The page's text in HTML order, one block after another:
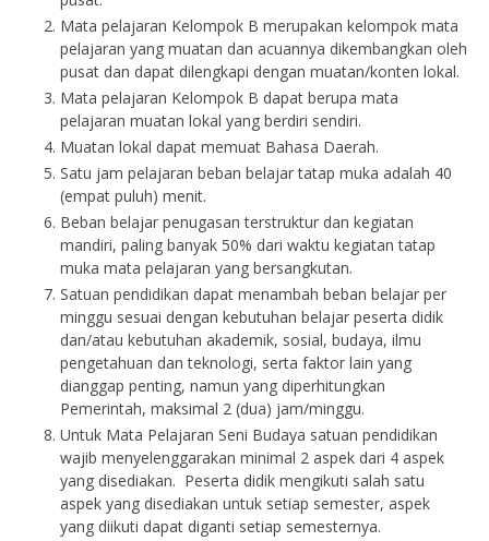
Mata pelajaran Kelompok B merupakan kelompok mata
pelajaran yang muatan dan acuannya dikembangkan oleh
pusat dan dapat dilengkapi dengan muatan/konten lokal.
Mata pelajaran Kelompok B dapat berupa mata
pelajaran muatan lokal yang berdiri sendiri.
Muatan lokal dapat memuat Bahasa Daerah.
Satu jam pelajaran beban belajar tatap muka adalah 40
(empat puluh) menit.
Beban belajar penugasan terstruktur dan kegiatan
mandiri, paling banyak 50% dari waktu kegiatan tatap
muka mata pelajaran yang bersangkutan.
Satuan pendidikan dapat menambah beban belajar per
minggu sesuai dengan kebutuhan belajar peserta didik
dan/atau kebutuhan akademik, sosial, budaya, ilmu
pengetahuan dan teknologi, serta faktor lain yang
dianggap penting, namun yang diperhitungkan
Pemerintah, maksimal 2 (dua) jam/minggu.
Untuk Mata Pelajaran Seni Budaya satuan pendidikan
wajib menyelenggarakan minimal 2 aspek dari 4 aspek
yang disediakan. Peserta didik mengikuti salah satu
aspek yang disediakan untuk setiap semester, aspek
yang diikuti dapat diganti setiap semesternya.